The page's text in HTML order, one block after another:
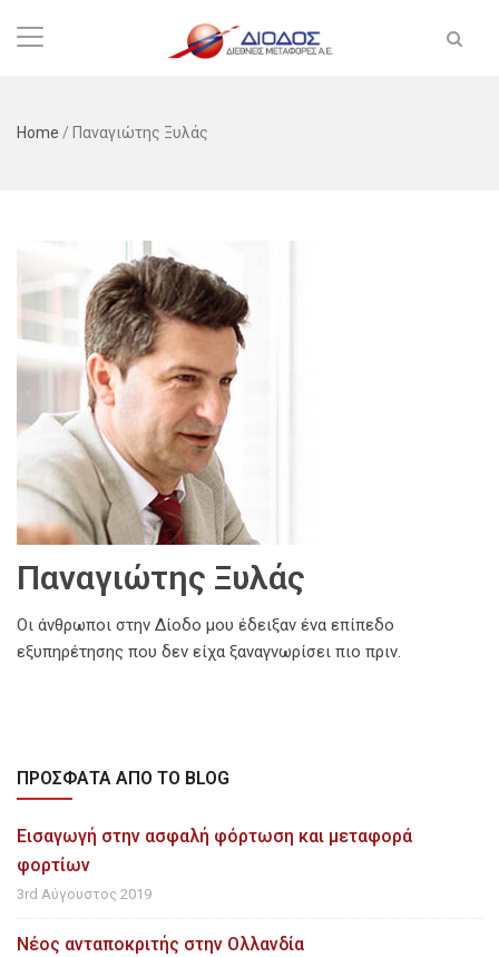
Home / Παναγιώτης Ξυλάς
Παναγιώτης Ξυλάς
Οι άνθρωποι στην Δίοδο μου έδειξαν ένα επίπεδο
εξυπηρέτησης που δεν είχα ξαναγνωρίσει πιο πριν.
ΠΡΌΣΦΑΤΑ ΑΠΌ ΤΟ BLOG
Εισαγωγή στην ασφαλή φόρτωση και μεταφορά
φορτίων
3rd Αύγουστος 2019
Νέος ανταποκριτής στην Ολλανδία